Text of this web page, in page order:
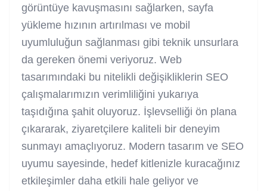
görüntüye kavuşmasını sağlarken, sayfa
yükleme hızının artırılması ve mobil
uyumluluğun sağlanması gibi teknik unsurlara
da gereken önemi veriyoruz. Web
tasarımındaki bu nitelikli değişikliklerin SEO
çalışmalarımızın verimliliğini yukarıya
taşıdığına şahit oluyoruz. İşlevselliği ön plana
çıkararak, ziyaretçilere kaliteli bir deneyim
sunmayı amaçlıyoruz. Modern tasarım ve SEO
uyumu sayesinde, hedef kitlenizle kuracağınız
etkileşimler daha etkili hale geliyor ve